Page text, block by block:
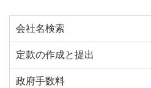
会社名検索
定款の作成と提出
政府手数料